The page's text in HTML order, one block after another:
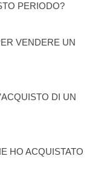
PERIODO?
VENDERE UN
DI UN
HO ACQUISTATO